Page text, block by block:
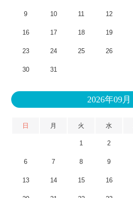
9 10 11 12
16 17 18 19
23 24 25 26
30 31
2026年09月
日 月 火 水
1 2
6 7 8 9
13 14 15 16